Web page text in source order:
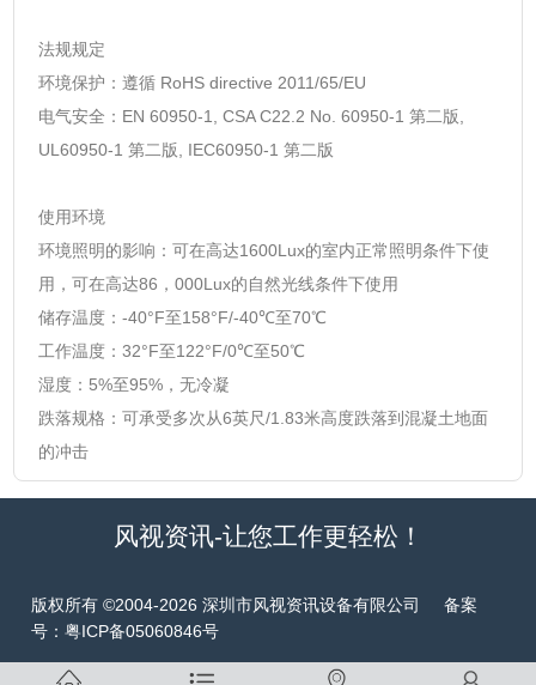
法规规定
环境保护：遵循 RoHS directive 2011/65/EU
电气安全：EN 60950-1, CSA C22.2 No. 60950-1 第二版,
UL60950-1 第二版, IEC60950-1 第二版
使用环境
环境照明的影响：可在高达1600Lux的室内正常照明条件下使
用，可在高达86，000Lux的自然光线条件下使用
储存温度：-40°F至158°F/-40℃至70℃
工作温度：32°F至122°F/0℃至50℃
湿度：5%至95%，无冷凝
跌落规格：可承受多次从6英尺/1.83米高度跌落到混凝土地面
的冲击
风视资讯-让您工作更轻松！
版权所有 ©2004-2026 深圳市风视资讯设备有限公司 备案
号：粤ICP备05060846号